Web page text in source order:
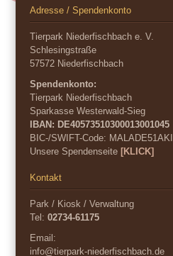
Adresse / Spendenkonto
Tierpark Niederfischbach e. V.
Schlesingstraße
57572 Niederfischbach
Spendenkonto:
Tierpark Niederfischbach
Sparkasse Westerwald-Sieg
IBAN: DE40573510300013001045
BIC-/SWIFT-Code: MALADE51AKI
Unsere Spendenseite[KLICK]
Kontakt
Park / Kiosk / Verwaltung
Tel:02734-61175
Email:
info@tierpark-niederfischbach.de